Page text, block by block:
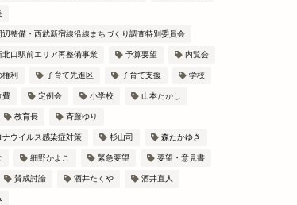
辺整備・西武新宿線沿線まちづくり調査特別委員会
北口駅前エリア再整備事業 予算要望 内覧会
利 子育て先進区 子育て支援 学校
費 定例会 小学校 山本たかし
教育長 斉藤ゆり
ナウイルス感染症対策 杉山司 森たかゆき
細野かよこ 緊急要望 要望・意見書
賛成討論 酒井たくや 酒井直人